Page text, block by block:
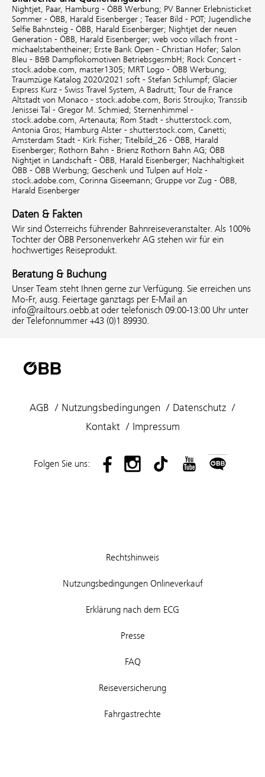
Nightjet, Paar, Hamburg - ÖBB Werbung; PV Banner Erlebnisticket
Sommer - ÖBB, Harald Eisenberger ; Teaser Bild - POT; Jugendliche
Selfie Bahnsteig - ÖBB, Harald Eisenberger; Nightjet der neuen
Generation - ÖBB, Harald Eisenberger; web voco villach front -
michaelstabentheiner; Erste Bank Open - Christian Hofer; Salon
Bleu - B&B Dampflokomotiven BetriebsgesmbH; Rock Concert -
stock.adobe.com, master1305; MRT Logo - ÖBB Werbung;
Traumzüge Katalog 2020/2021 soft - Stefan Schlumpf; Glacier
Express Kurz - Swiss Travel System, A Badrutt; Tour de France
Altstadt von Monaco - stock.adobe.com, Boris Stroujko; Transsib
Jenissei Tal - Gregor M. Schmied; Sternenhimmel -
stock.adobe.com, Artenauta; Rom Stadt - shutterstock.com,
Antonia Gros; Hamburg Alster - shutterstock.com, Canetti;
Amsterdam Stadt - Kirk Fisher; Titelbild_26 - ÖBB, Harald
Eisenberger; Rothorn Bahn - Brienz Rothorn Bahn AG; ÖBB
Nightjet in Landschaft - ÖBB, Harald Eisenberger; Nachhaltigkeit
ÖBB - ÖBB Werbung; Geschenk und Tulpen auf Holz -
stock.adobe.com, Corinna Giseemann; Gruppe vor Zug - ÖBB,
Harald Eisenberger
Daten & Fakten
Wir sind Österreichs führender Bahnreiseveranstalter. Als 100%
Tochter der ÖBB Personenverkehr AG stehen wir für ein
hochwertiges Reiseprodukt.
Beratung & Buchung
Unser Team steht Ihnen gerne zur Verfügung. Sie erreichen uns
Mo-Fr, ausg. Feiertage ganztags per E-Mail an
info@railtours.oebb.at oder telefonisch 09:00-13:00 Uhr unter
der Telefonnummer +43 (0)1 89930.
AGB Nutzungsbedingungen
Datenschutz
Kontakt
Impressum
Folgen Sie uns:
Rechtshinweis
Nutzungsbedingungen Onlineverkauf
Erklärung nach dem ECG
Presse
FAQ
Reiseversicherung
Fahrgastrechte